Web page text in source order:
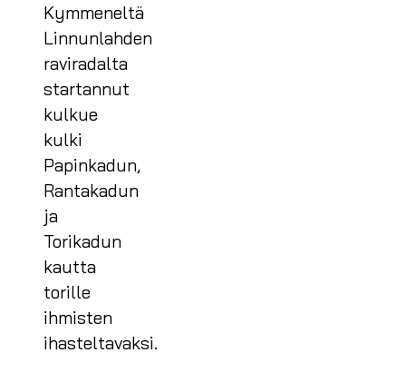
Kymmeneltä
Linnunlahden
raviradalta
startannut
kulkue
kulki
Papinkadun,
Rantakadun
ja
Torikadun
kautta
torille
ihmisten
ihasteltavaksi.